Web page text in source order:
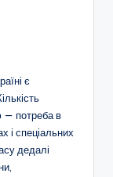
є
— потреба в
і спеціальних
дедалі